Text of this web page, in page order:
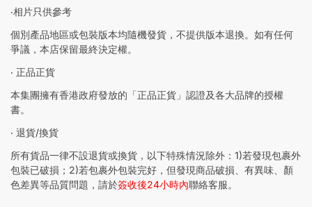
‧相片只供參考
個別產品地區或包裝版本均隨機發貨，不提供版本退換。如有任何
爭議，本店保留最終決定權。
‧ 正品正貨
本集團擁有香港政府發放的「正品正貨」認證及各大品牌的授權
書。
‧ 退貨/換貨
所有貨品一律不設退貨或換貨，以下特殊情況除外：1)若發現包裹外
包裝已破損；2)若包裹外包裝完好，但發現商品破損、有異味、顏
色差異等品質問題，請於簽收後24小時內聯絡客服。